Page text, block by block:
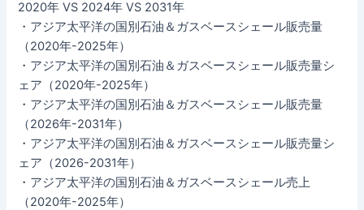
2020年 VS 2024年 VS 2031年
・アジア太平洋の国別石油＆ガスベースシェール販売量
（2020年-2025年）
・アジア太平洋の国別石油＆ガスベースシェール販売量シ
ェア（2020年-2025年）
・アジア太平洋の国別石油＆ガスベースシェール販売量
（2026年-2031年）
・アジア太平洋の国別石油＆ガスベースシェール販売量シ
ェア（2026-2031年）
・アジア太平洋の国別石油＆ガスベースシェール売上
（2020年-2025年）